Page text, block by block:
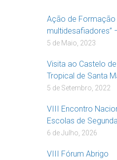
Ação de
multidesafiadores”
5 de Maio, 2023
Visita ao Castelo
Tropical de Santa
5 de Setembro, 2022
VIII Encontro
Escolas de
6 de Julho, 2026
VIII Fórum Abrigo